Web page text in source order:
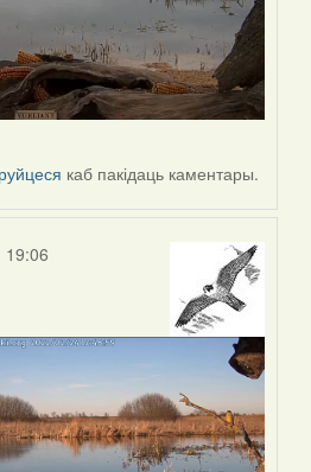
каб пакідаць каментары.